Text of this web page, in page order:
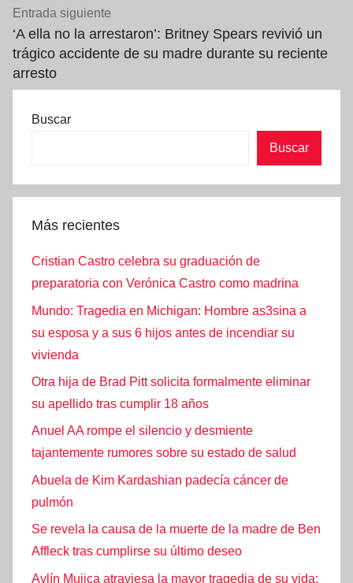
Entrada siguiente
‘A ella no la arrestaron’: Britney Spears revivió un
trágico accidente de su madre durante su reciente
arresto
Buscar
Buscar
Más recientes
Cristian Castro celebra su graduación de
preparatoria con Verónica Castro como madrina
Mundo: Tragedia en Michigan: Hombre as3sina a
su esposa y a sus 6 hijos antes de incendiar su
vivienda
Otra hija de Brad Pitt solicita formalmente eliminar
su apellido tras cumplir 18 años
Anuel AA rompe el silencio y desmiente
tajantemente rumores sobre su estado de salud
Abuela de Kim Kardashian padecía cáncer de
pulmón
Se revela la causa de la muerte de la madre de Ben
Affleck tras cumplirse su último deseo
Aylín Mujica atraviesa la mayor tragedia de su vida: